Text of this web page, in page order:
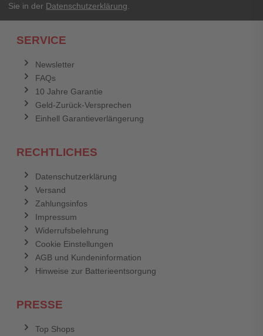
Sie in der Datenschutzerklärung
SERVICE
Newsletter
FAQs
10 Jahre Garantie
Geld-Zurück-Versprechen
Einhell Garantieverlängerung
RECHTLICHES
Datenschutzerklärung
Versand
Zahlungsinfos
Impressum
Widerrufsbelehrung
Cookie Einstellungen
AGB und Kundeninformation
Hinweise zur Batterieentsorgung
PRESSE
Top Shops